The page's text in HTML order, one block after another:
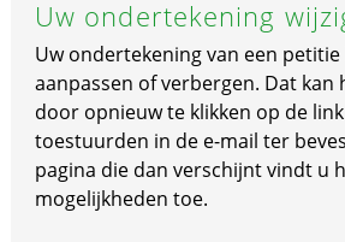
Uw ondertekening
Uw ondertekening van een
aanpassen of verbergen. Dat kan
door opnieuw te klikken op de
toestuurden in de e-mail ter
pagina die dan verschijnt vindt u
mogelijkheden toe.